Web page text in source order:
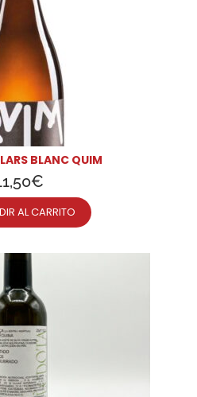
BLANC QUIM
€
AL CARRITO